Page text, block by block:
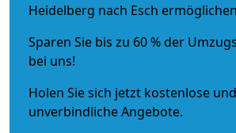
Heidelberg nach Esch
Sparen Sie bis zu 60 % der
bei uns!
Holen Sie sich jetzt kostenlose und
unverbindliche Angebote.